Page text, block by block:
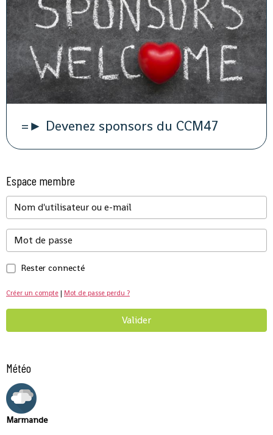
=► Devenez sponsors du CCM47
Espace membre
Rester connecté
Créer un compte | Mot de passe perdu ?
Valider
Météo
Marmande